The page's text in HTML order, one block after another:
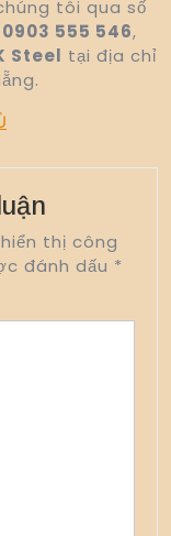
tôi qua số
0903 555 546,
Steel tại địa chỉ
thị công
đánh dấu *